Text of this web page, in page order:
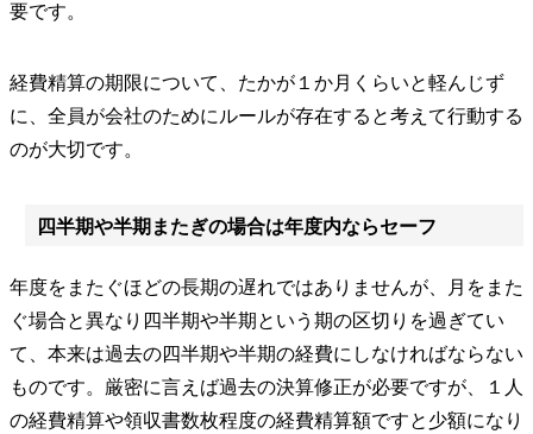
要です。
経費精算の期限について、たかが１か月くらいと軽んじず
に、全員が会社のためにルールが存在すると考えて行動する
のが大切です。
四半期や半期またぎの場合は年度内ならセーフ
年度をまたぐほどの長期の遅れではありませんが、月をまた
ぐ場合と異なり四半期や半期という期の区切りを過ぎてい
て、本来は過去の四半期や半期の経費にしなければならない
ものです。厳密に言えば過去の決算修正が必要ですが、１人
の経費精算や領収書数枚程度の経費精算額ですと少額になり